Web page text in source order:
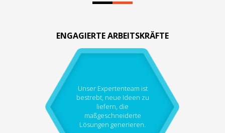
ENGAGIERTE ARBEITSKRÄFTE
Unser Expertenteam ist
bestrebt, neue Ideen zu
liefern, die
maßgeschneiderte
Lösungen generieren.